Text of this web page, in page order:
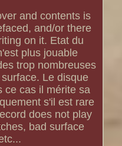
and contents is
and/or there
on it. Etat du
plus jouable
trop nombreuses
Le disque
ce cas il mérite sa
s'il est rare
does not play
bad surface